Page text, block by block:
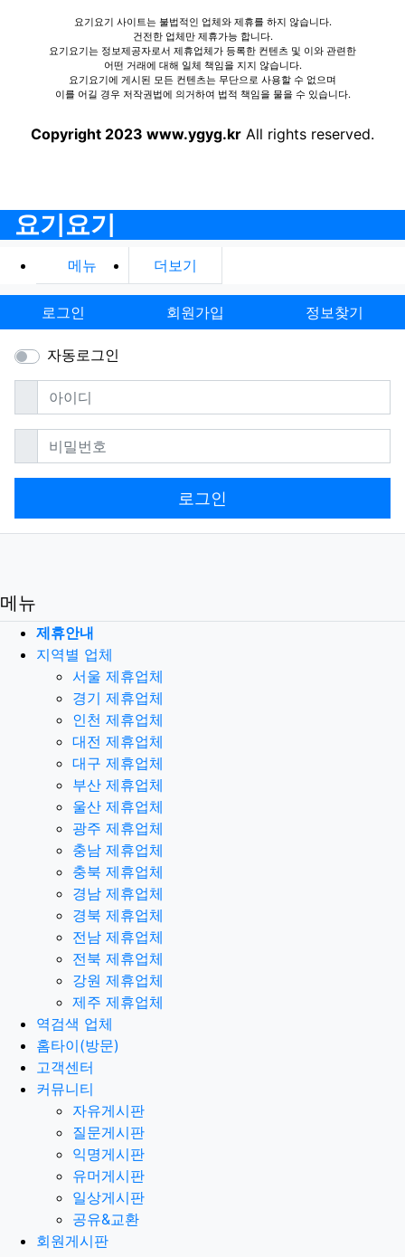
요기요기 사이트는 불법적인 업체와 제휴를 하지 않습니다.
건전한 업체만 제휴가능 합니다.
요기요기는 정보제공자로서 제휴업체가 등록한 컨텐츠 및 이와 관련한
어떤 거래에 대해 일체 책임을 지지 않습니다.
요기요기에 게시된 모든 컨텐츠는 무단으로 사용할 수 없으며
이를 어길 경우 저작권법에 의거하여 법적 책임을 물을 수 있습니다.
Copyright 2023 www.ygyg.kr All rights reserved.
요기요기
메뉴 더보기
로그인 회원가입 정보찾기
자동로그인
아이디필수
비밀번호필수
로그인
메뉴
제휴안내
지역별 업체
서울 제휴업체
경기 제휴업체
인천 제휴업체
대전 제휴업체
대구 제휴업체
부산 제휴업체
울산 제휴업체
광주 제휴업체
충남 제휴업체
충북 제휴업체
경남 제휴업체
경북 제휴업체
전남 제휴업체
전북 제휴업체
강원 제휴업체
제주 제휴업체
역검색 업체
홈타이(방문)
고객센터
커뮤니티
자유게시판
질문게시판
익명게시판
유머게시판
일상게시판
공유&교환
회원게시판